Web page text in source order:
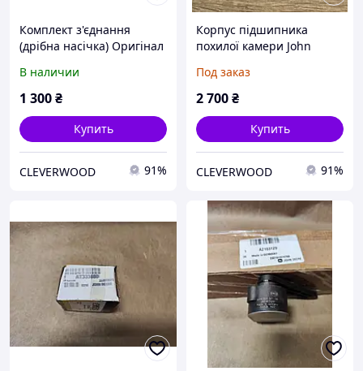
Комплект з'єднання
(дрібна насічка) Оригінал
АН143576
В наличии
1 300₴
Купить
CLEVERWOOD 91%
Корпус підшипника
похилої камери John
H147593/H143351/18AP01
0722
Под заказ
2 700₴
Купить
CLEVERWOOD 91%